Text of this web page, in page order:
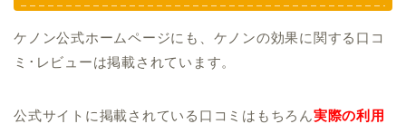
ケノン公式ホームページにも、ケノンの効果に関する口コ
ミ･レビューは掲載されています。
公式サイトに掲載されている口コミはもちろん実際の利用